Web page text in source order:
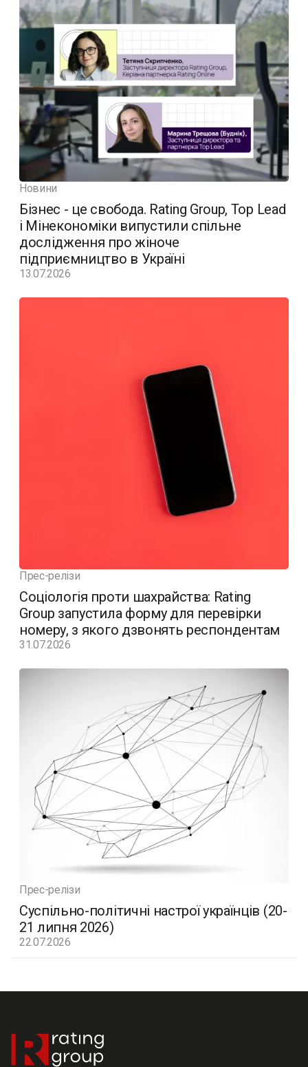
Новини
Бізнес - це свобода. Rating Group, Top Lead
і Мінекономіки випустили спільне
дослідження про жіноче
підприємництво в Україні
13.07.2026
Прес-релізи
Соціологія проти шахрайства: Rating
Group запустила форму для перевірки
номеру, з якого дзвонять респондентам
31.07.2026
Прес-релізи
Суспільно-політичні настрої українців (20-
21 липня 2026)
22.07.2026